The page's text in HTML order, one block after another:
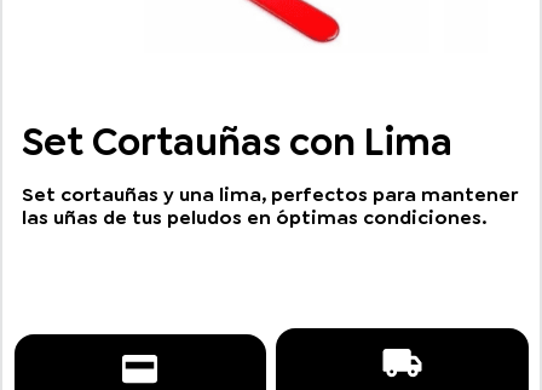
Set Cortauñas con Lima
Set cortauñas y una lima, perfectos para mantener
las uñas de tus peludos en óptimas condiciones.